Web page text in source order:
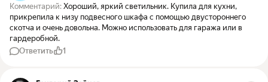
Комментарий: Хороший, яркий светильник. Купила для кухни,
прикрепила к низу подвесного шкафа с помощью двустороннего
скотча и очень довольна. Можно использовать для гаража или в
гардеробной.
Ответить
1